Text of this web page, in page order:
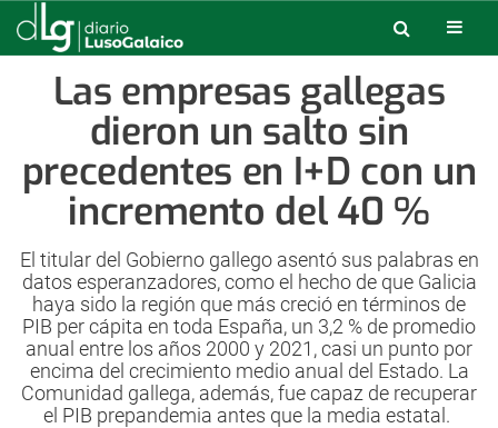
Las empresas gallegas
dieron un salto sin
precedentes en I+D con un
incremento del 40 %
El titular del Gobierno gallego asentó sus palabras en
datos esperanzadores, como el hecho de que Galicia
haya sido la región que más creció en términos de
PIB per cápita en toda España, un 3,2 % de promedio
anual entre los años 2000 y 2021, casi un punto por
encima del crecimiento medio anual del Estado. La
Comunidad gallega, además, fue capaz de recuperar
el PIB prepandemia antes que la media estatal.